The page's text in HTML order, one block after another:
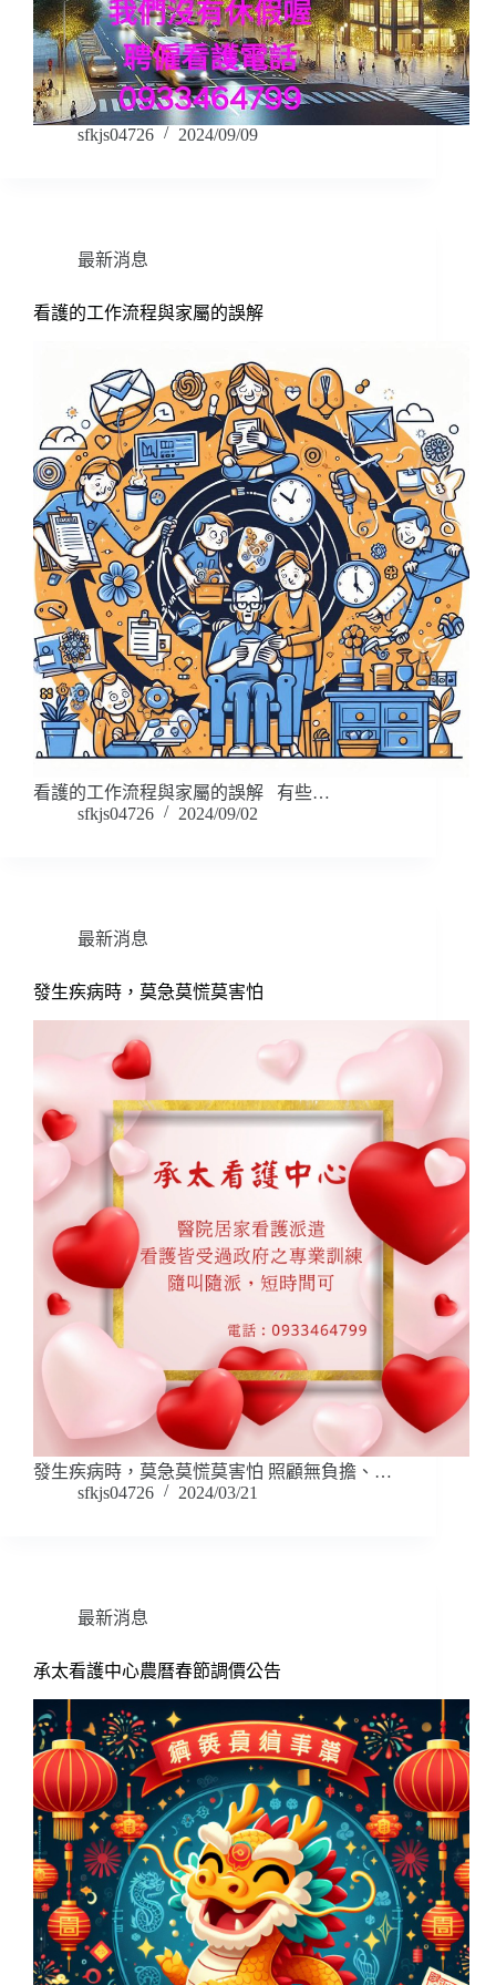
sfkjs04726 2024/09/09
最新消息
看護的工作流程與家屬的誤解
看護的工作流程與家屬的誤解 有些…
sfkjs04726
2024/09/02
最新消息
發生疾病時，莫急莫慌莫害怕
發生疾病時，莫急莫慌莫害怕 照顧無負擔、…
sfkjs04726
2024/03/21
最新消息
承太看護中心農曆春節調價公告